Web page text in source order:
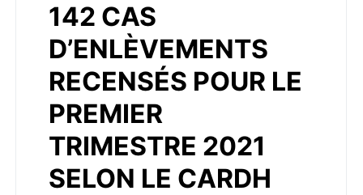
142 CAS
D’ENLÈVEMENTS
RECENSÉS POUR LE
PREMIER
TRIMESTRE 2021
SELON LE CARDH